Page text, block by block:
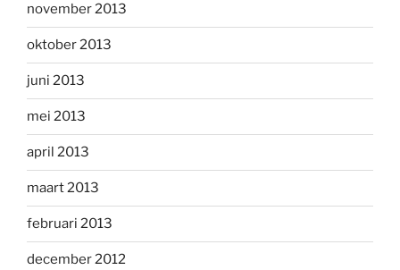
november 2013
oktober 2013
juni 2013
mei 2013
april 2013
maart 2013
februari 2013
december 2012